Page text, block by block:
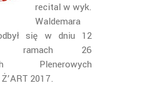
recital w wyk.
Waldemara
się w dniu 12
ramach 26
Plenerowych
2017.